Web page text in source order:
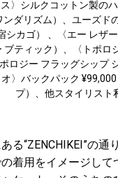
ス〉シルクコットン製の
ンダリズム）、ユーズド
シカゴ） 、〈エー レザ
ブティック）、〈トポロ
ロジー フラッグシップ
〉バックパック
プ）、他スタイリスト
る“ZENCHIKEI”の通
着用をイメージして